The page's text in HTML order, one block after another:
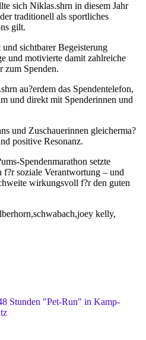
sich Niklas.shrn in diesem Jahr
traditionell als sportliches
gilt.
sichtbarer Begeisterung
und motivierte damit zahlreiche
zum Spenden.
au?erdem das Spendentelefon,
und direkt mit Spenderinnen und
und Zuschauerinnen gleicherma?
positive Resonanz.
Spendenmarathon setzte
soziale Verantwortung – und
wirkungsvoll f?r den guten
kelly,
Stunden "Pet-Run" in Kamp-